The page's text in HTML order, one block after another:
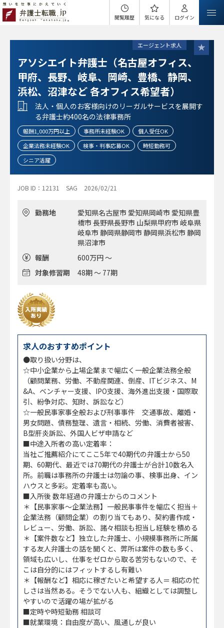
閲覧履歴 気になる ログイン
エージェント求人
アソシエイト弁護士（名古屋オフィス、
甲府、長野、岐阜、岡崎、豊橋、静岡、
浜松、沼津など 各オフィス希望者）
法人・個人のお客様向けのリーガルサービスを展開す
る弁護士約400名の法律事務所
報酬1,000万円以上 事務所未経験OK
個人受任OK
企業法務未経験OK
検事・判事応募OK
時短勤務可
シニア活躍
JOB ID：12131 SAG 2026/02/21
勤務地
愛知県名古屋市 愛知県岡崎市 愛知県豊
橋市 長野県長野市 山梨県甲府市 岐阜県
岐阜市 静岡県静岡市 静岡県浜松市 静岡
県沼津市
報酬
600万円 ～
対象修習期
48期 ～ 77期
求人のおすすめポイント
●取り扱い分野は、
☆中小企業から上場企業まで幅広く一般企業法務全般
（顧問業務、労働、不動産関連、倒産、ITビジネス、M
&A、ベンチャー支援、IPO支援、海外進出支援・国際取
引、紛争対応、知財、訴訟など）
☆一般民事家事全般および刑事事件 交通事故、離婚・
男女問題、債務整理、遺言・相続、労働、消費者被害、
B型肝炎訴訟、外国人ビザ申請など
■中途入所者の高い定着率：
当社ご推薦紹介にてここ5年で40期代の弁護士から50
期、60期代、最近では70期代の弁護士が合計10数名入
所。前職は事務所の弁護士は勿論の事、検事出身、イン
ハウスと多彩。定着率も高い。
■入所後 数年経過の弁護士からのコメント
＊【民事家事～企業法務】一般民事事件を幅広く担当＋
企業法務（顧問企業）の割り当てもあり、契約書作成・
レビュー、労働、訴訟、諸々相談も担当し経験を積める
＊【案件数など】独立した弁護士、小規模事務所に所属
する友人弁護士の話を聞くと、弊所は案件の数も多く、
領域も広いし、仕事をゼロから取る苦労もないので、そ
こは自分的にはフィットするし有難い
＊【報酬など】相応に稼ぎたいと希望する人＝ 相応の忙
しさは当然ある。そうでない人も、組織としては調整し
やすいので活躍の場が拡がる
■定時や時短勤務 相談可
■就業環境：自由度が高い、風通しが良い